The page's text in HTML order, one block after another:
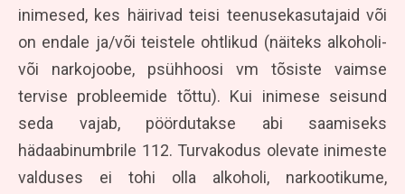
inimesed, kes häirivad teisi teenusekasutajaid või
on endale ja/või teistele ohtlikud (näiteks alkoholi-
või narkojoobe, psühhoosi vm tõsiste vaimse
tervise probleemide tõttu). Kui inimese seisund
seda vajab, pöördutakse abi saamiseks
hädaabinumbrile 112. Turvakodus olevate inimeste
valduses ei tohi olla alkoholi, narkootikume,